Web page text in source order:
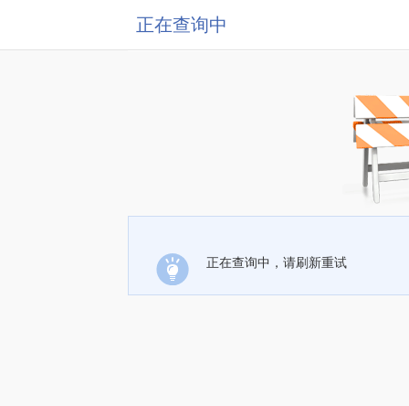
正在查询中
正在查询中，请刷新重试